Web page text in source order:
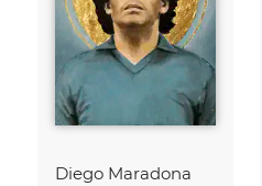
Diego Maradona